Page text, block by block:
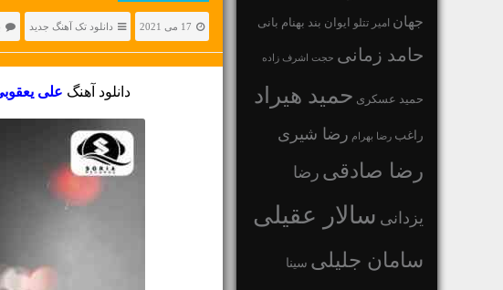
جهان امیر تتلو ایوان بند بهنام بانی
حامد زمانی حجت اشرف زاده
حمید عسکری حمید هیراد
راغب رضا بهرام رضا شیری
رضا صادقی رضا
یزدانی سالار عقیلی
سامان جلیلی سینا
17 می 2021 دانلود تک آهنگ جدید
دانلود آهنگ علی